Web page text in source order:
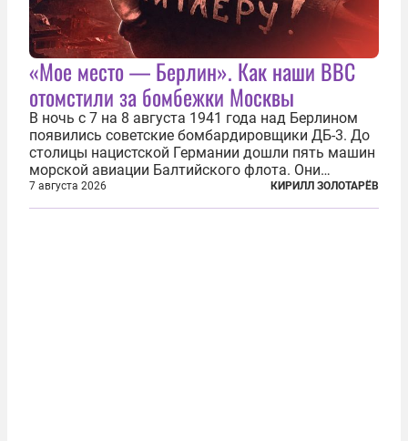
«Мое место — Берлин». Как наши ВВС
отомстили за бомбежки Москвы
В ночь с 7 на 8 августа 1941 года над Берлином
появились советские бомбардировщики ДБ-3. До
столицы нацистской Германии дошли пять машин
морской авиации Балтийского флота. Они
сбросили бомбы на город, который в тот момент
жил в полной уверенности, что война идет где-то
7 августа 2026 КИРИЛЛ ЗОЛОТАРЁВ